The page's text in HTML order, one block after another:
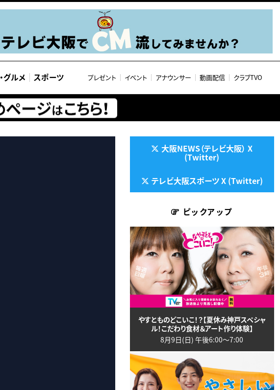
・グルメ スポーツ プレゼント イベント アナウンサー 動画配信 クラブTVO
大阪NEWS（テレビ大阪） X
(Twitter)
テレビ大阪スポーツ X (Twitter)
ピックアップ
やすとものどこいこ！？【夏休み神戸スペシャ
ル！こだわり食材＆アート作り体験】
8月9日(日) 午後6:00〜7:00